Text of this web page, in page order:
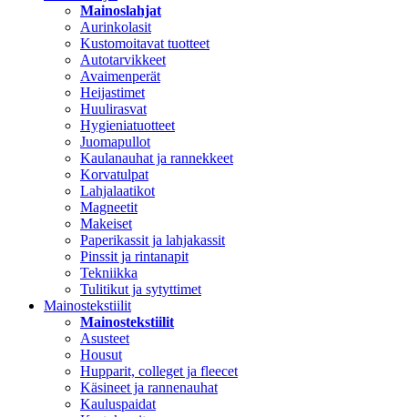
Mainoslahjat
Aurinkolasit
Kustomoitavat tuotteet
Autotarvikkeet
Avaimenperät
Heijastimet
Huulirasvat
Hygieniatuotteet
Juomapullot
Kaulanauhat ja rannekkeet
Korvatulpat
Lahjalaatikot
Magneetit
Makeiset
Paperikassit ja lahjakassit
Pinssit ja rintanapit
Tekniikka
Tulitikut ja sytyttimet
Mainostekstiilit
Mainostekstiilit
Asusteet
Housut
Hupparit, colleget ja fleecet
Käsineet ja rannenauhat
Kauluspaidat